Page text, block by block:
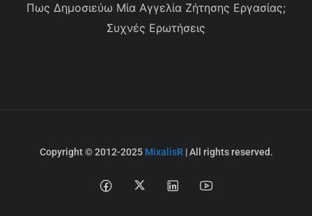
Πως Δημοσιεύω Μία Αγγελία Ζήτησης Εργασίας;
Συχνές Ερωτήσεις
Copyright © 2012-2025 MixalisR | All rights reserved.